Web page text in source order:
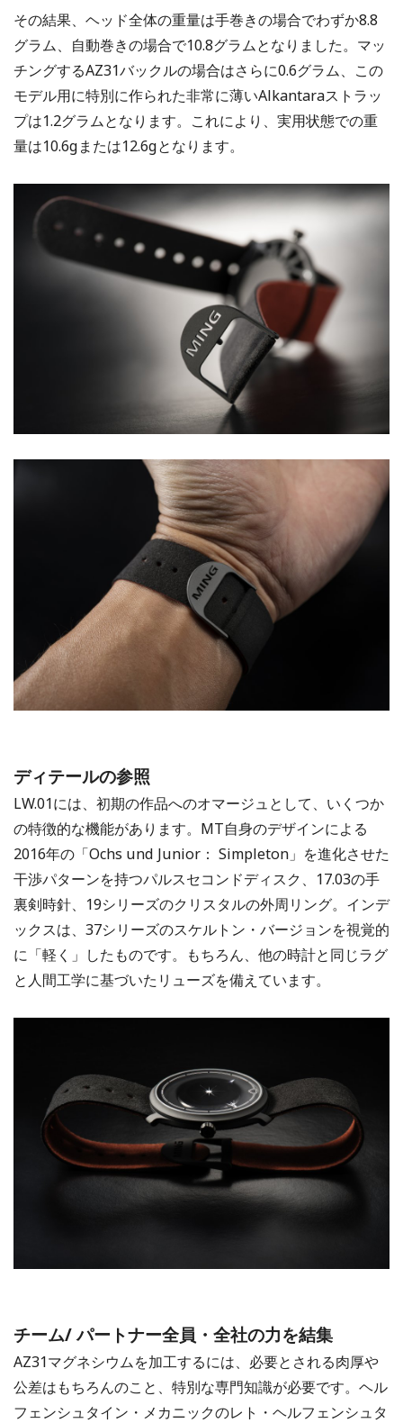
その結果、ヘッド全体の重量は手巻きの場合でわずか8.8
グラム、自動巻きの場合で10.8グラムとなりました。マッ
チングするAZ31バックルの場合はさらに0.6グラム、この
モデル用に特別に作られた非常に薄いAlkantaraストラッ
プは1.2グラムとなります。これにより、実用状態での重
量は10.6gまたは12.6gとなります。
ディテールの参照
LW.01には、初期の作品へのオマージュとして、いくつか
の特徴的な機能があります。MT自身のデザインによる
2016年の「Ochs und Junior： Simpleton」を進化させた
干渉パターンを持つパルスセコンドディスク、17.03の手
裏剣時針、19シリーズのクリスタルの外周リング。インデ
ックスは、37シリーズのスケルトン・バージョンを視覚的
に「軽く」したものです。もちろん、他の時計と同じラグ
と人間工学に基づいたリューズを備えています。
チーム/ パートナー全員・全社の力を結集
AZ31マグネシウムを加工するには、必要とされる肉厚や
公差はもちろんのこと、特別な専門知識が必要です。ヘル
フェンシュタイン・メカニックのレト・ヘルフェンシュタ